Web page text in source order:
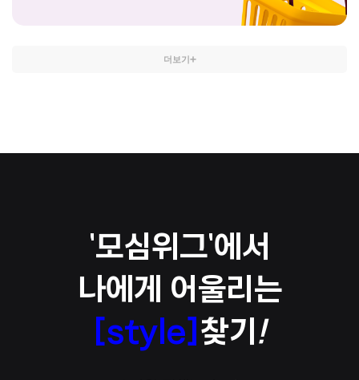
더보기
'모심위그'에서
나에게 어울리는
[style] 찾기 !